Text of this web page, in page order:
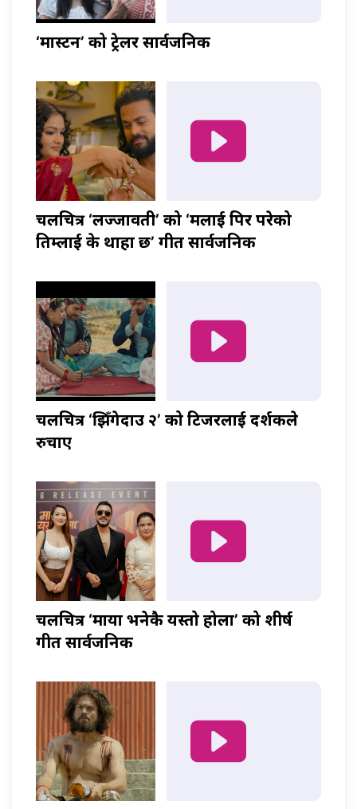
‘मास्टर्नी’ को ट्रेलर सार्वजनिक
चलचित्र ‘लज्जावती’ को ‘मलाई पिर परेको
तिम्लाई के थाहा छ’ गीत सार्वजनिक
चलचित्र ‘झिँगेदाउ २’ को टिजरलाई दर्शकले
रुचाए
चलचित्र ‘माया भनेकै यस्तो होला’ को शीर्ष
गीत सार्वजनिक